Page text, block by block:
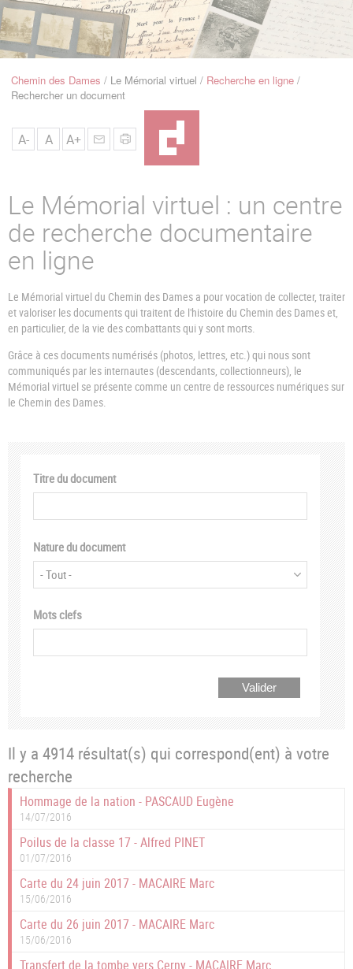
Navigation
Fil
Chemin des Dames Le Mémorial virtuel
Recherche en ligne
Rechercher un document
A- A A+
Le Mémorial virtuel : un centre
de recherche documentaire
en ligne
Le Mémorial virtuel du Chemin des Dames a pour vocation de collecter, traiter
et valoriser les documents qui traitent de l'histoire du Chemin des Dames et,
en particulier, de la vie des combattants qui y sont morts.
Grâce à ces documents numérisés (photos, lettres, etc.) qui nous sont
communiqués par les internautes (descendants, collectionneurs), le
Mémorial virtuel se présente comme un centre de ressources numériques sur
le Chemin des Dames.
Titre du document
Nature du document
Mots clefs
Il y a 4914 résultat(s) qui correspond(ent) à votre
recherche
Hommage de la nation - PASCAUD Eugène
14/07/2016
Poilus de la classe 17 - Alfred PINET
01/07/2016
Carte du 24 juin 2017 - MACAIRE Marc
15/06/2016
Carte du 26 juin 2017 - MACAIRE Marc
15/06/2016
Transfert de la tombe vers Cerny - MACAIRE Marc